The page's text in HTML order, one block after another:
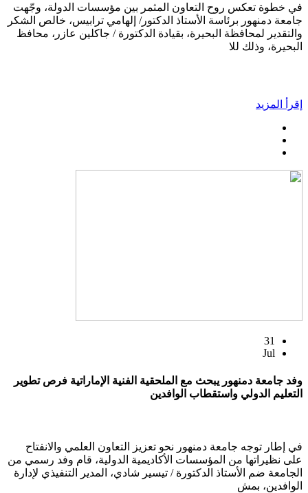
في خطوة تعكس روح التعاون المثمر بين مؤسسات الدولة، وجّهت
جامعة دمنهور برئاسة الأستاذ الدكتور/ إلهامي ترابيس، خالص الشكر
والتقدير لمحافظة البحيرة، بقيادة الدكتورة / جاكلين عازر، محافظ
البحيرة، وذلك للا
إقرأ المزيد
31
Jul
وفد جامعة دمنهور يبحث مع الملحقية الفنية الإماراتية فرص تطوير
التعليم الدولي واستقطاب الوافدين
في إطار توجه جامعة دمنهور نحو تعزيز التعاون العلمي والانفتاح
على نظيراتها من المؤسسات الأكاديمية الدولية، قام وفد رسمي من
الجامعة ضم الأستاذ الدكتورة / تيسير شادي، المدير التنفيذي لإدارة
الوافدين، بمش